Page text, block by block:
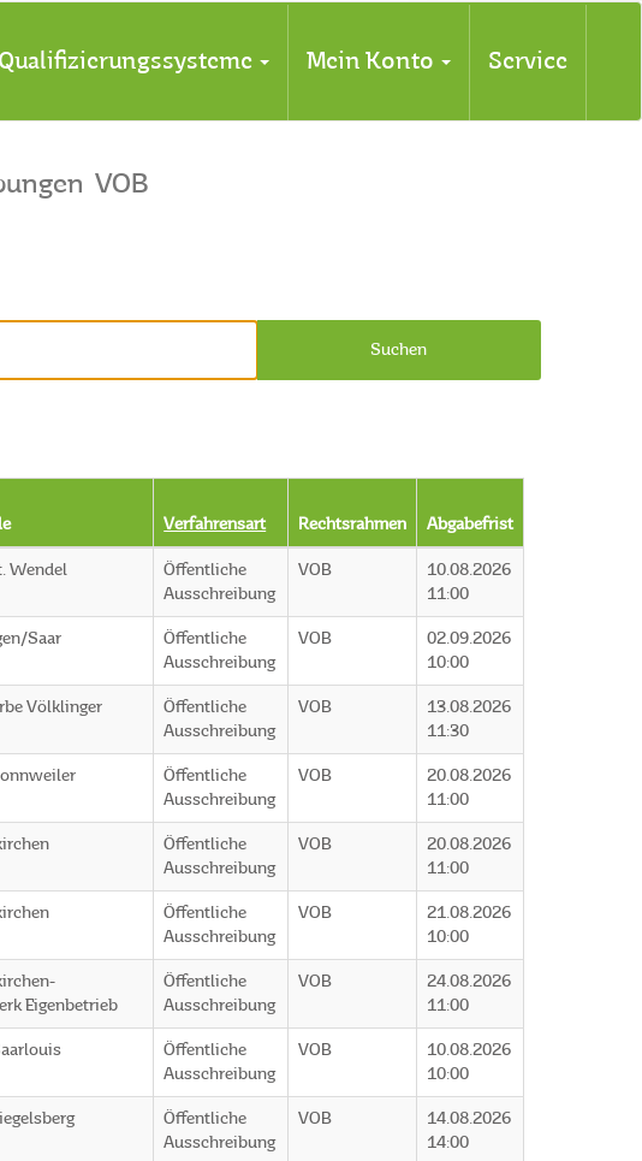
Qualifizierungssysteme Mein Konto Service
VOB
Suchen
Verfahrensart Rechtsrahmen Abgabefrist
Wendel
Öffentliche
Ausschreibung
VOB
10.08.2026
11:00
Saar
Öffentliche
Ausschreibung
VOB
02.09.2026
10:00
Völklinger
Öffentliche
Ausschreibung
VOB
13.08.2026
11:30
Öffentliche
Ausschreibung
VOB
20.08.2026
11:00
Öffentliche
Ausschreibung
VOB
20.08.2026
11:00
Öffentliche
Ausschreibung
VOB
21.08.2026
10:00
Eigenbetrieb
Öffentliche
Ausschreibung
VOB
24.08.2026
11:00
Öffentliche
Ausschreibung
VOB
10.08.2026
10:00
Öffentliche
Ausschreibung
VOB
14.08.2026
14:00